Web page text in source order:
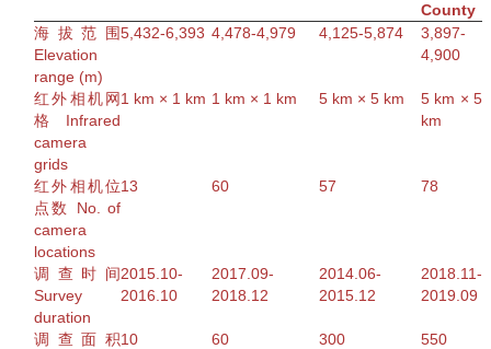
County
海拔范围
Elevation
range (m)
5,432-6,393 4,478-4,979 4,125-5,874
3,897-
4,900
红外相机网
格 Infrared
camera
grids
1 km × 1 km 1 km × 1 km 5 km × 5 km
5 km × 5
km
红外相机位
点数 No. of
camera
locations
13 60 57 78
调查时间
Survey
duration
2015.10-
2016.10
2017.09-
2018.12
2014.06-
2015.12
2018.11-
2019.09
调查面积10 60 300 550